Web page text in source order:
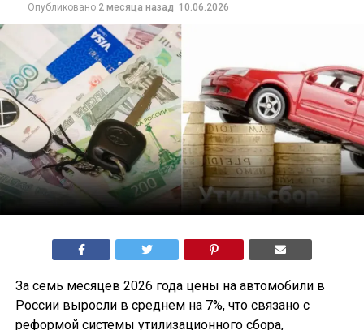
Опубликовано 2 месяца назад 10.06.2026
За семь месяцев 2026 года цены на автомобили в
России выросли в среднем на 7%, что связано с
реформой системы утилизационного сбора,